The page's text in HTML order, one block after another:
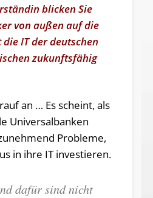
blicken Sie
von außen auf die
IT der deutschen
zukunftsfähig
an … Es scheint, als
Universalbanken
Probleme,
in ihre IT investieren.
dafür sind nicht